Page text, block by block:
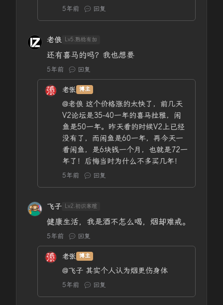
5年前 回复
老俍 Lv5.熟稔有加
还有喜马的吗？我也想要
5年前 回复
老张 博主
@老俍 这个价格涨的太快了，前几天
V2论坛是35-40一年的喜马拉雅，闲
鱼是50一年。昨天看的时候V2上已经
没有了，而闲鱼是60一年，再今天一
看闲鱼，是6块钱一个月，也就是72一
年了！后悔当时为什么不多买几年！
5年前 回复
飞子 Lv2.初识寒暄
健康生活，我是酒不怎么喝，烟却难戒。
5年前 回复
老张 博主
@飞子 其实个人认为烟更伤身体
5年前 回复